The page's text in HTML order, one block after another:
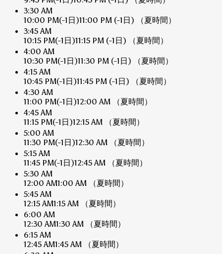
3:30 AM
10:00 PM(-1日)11:00 PM (-1日)
（夏時間）
3:45 AM
10:15 PM(-1日)11:15 PM (-1日)
（夏時間）
4:00 AM
10:30 PM(-1日)11:30 PM (-1日)
（夏時間）
4:15 AM
10:45 PM(-1日)11:45 PM (-1日)
（夏時間）
4:30 AM
11:00 PM(-1日)12:00 AM
（夏時間）
4:45 AM
11:15 PM(-1日)12:15 AM
（夏時間）
5:00 AM
11:30 PM(-1日)12:30 AM
（夏時間）
5:15 AM
11:45 PM(-1日)12:45 AM
（夏時間）
5:30 AM
12:00 AM1:00 AM
（夏時間）
5:45 AM
12:15 AM1:15 AM
（夏時間）
6:00 AM
12:30 AM1:30 AM
（夏時間）
6:15 AM
12:45 AM1:45 AM
（夏時間）